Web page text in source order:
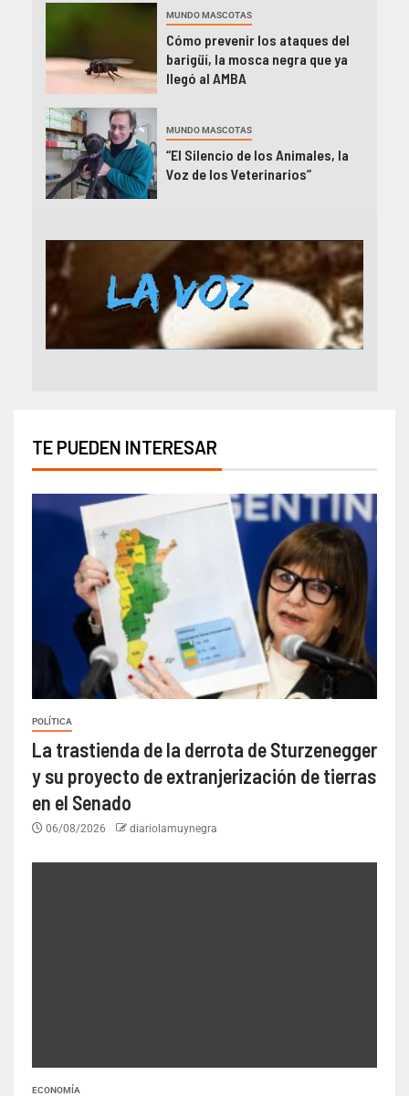
MUNDO MASCOTAS
Cómo prevenir los ataques del
barigüí, la mosca negra que ya
llegó al AMBA
MUNDO MASCOTAS
“El Silencio de los Animales, la
Voz de los Veterinarios”
TE PUEDEN INTERESAR
POLÍTICA
La trastienda de la derrota de Sturzenegger
y su proyecto de extranjerización de tierras
en el Senado
06/08/2026 diariolamuynegra
ECONOMÍA